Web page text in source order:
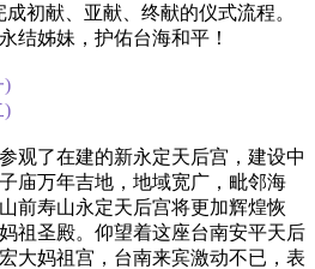
初献、亚献、终献的仪式流程。
结姊妹，护佑台海和平！
)
)
观了在建的新永定天后宫，建设中
庙万年吉地，地域宽广，毗邻海
前寿山永定天后宫将更加辉煌恢
祖圣殿。仰望着这座台南安平天后
大妈祖宫，台南来宾激动不已，表